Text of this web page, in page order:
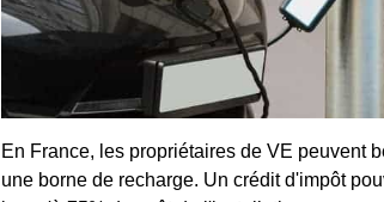
En France, les propriétaires de VE peuvent
une borne de recharge. Un crédit d'impôt